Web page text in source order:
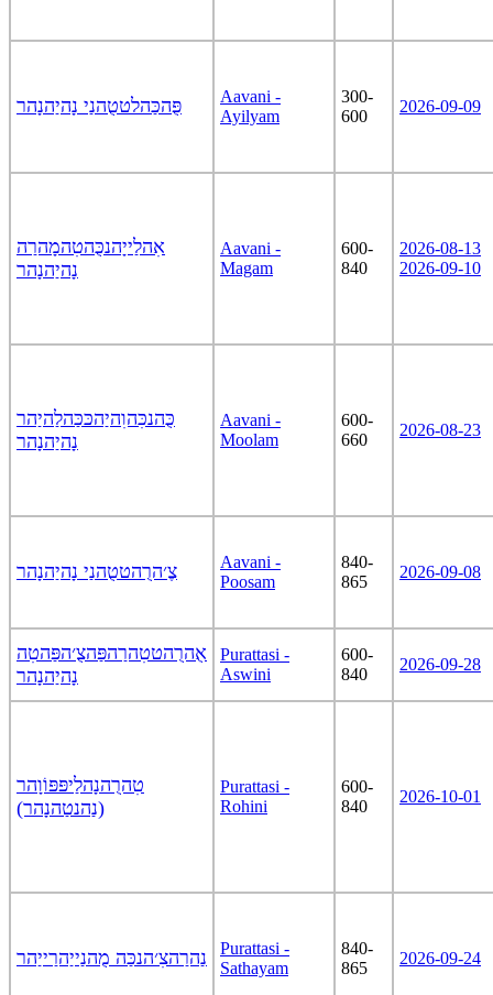
פֻּהכַּהלטטֻהנַי נָהיַהנָהר
Aavani -
Ayilyam
300-
600
2026-09-09
אִהלַייָהנכֻּהטִהמָהרַה
נָהיַהנָהר
Aavani -
Magam
600-
840
2026-08-13
2026-09-10
כֻּהנכִּהוִהיַהכּכַּהלַהיַהר
נָהיַהנָהר
Aavani -
Moolam
600-
660
2026-08-23
צֶ׳הרֻהטטֻהנַי נָהיַהנָהר
Aavani -
Poosam
840-
865
2026-09-08
אֻהרֻהטטִהרַהפַּהצֻ׳הפַּהטִה
נָהיַהנָהר
Purattasi -
Aswini
600-
840
2026-09-28
טִהרֻהנָהלַיפּפּוֹוָהר
(נַהנטַהנָהר)
Purattasi -
Rohini
600-
840
2026-10-01
נַהרַהצִ׳הנכַּה מֻהנַייַהרַייַהר
Purattasi -
Sathayam
840-
865
2026-09-24